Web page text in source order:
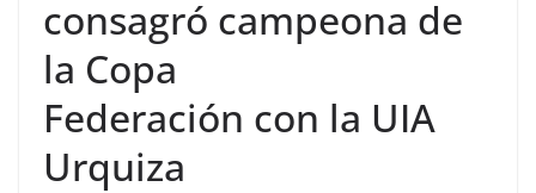
consagró campeona de
la Copa
Federación con la UIA
Urquiza